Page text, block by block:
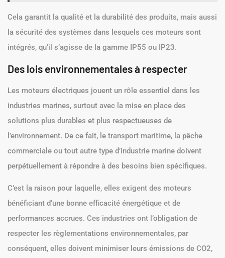
Cela garantit la qualité et la durabilité des produits, mais aussi
la sécurité des systèmes dans lesquels ces moteurs sont
intégrés, qu’il s’agisse de la gamme IP55 ou IP23.
Des lois environnementales à respecter
Les moteurs électriques jouent un rôle essentiel dans les
industries marines, surtout avec la mise en place des
solutions plus durables et plus respectueuses de
l’environnement. De ce fait, le transport maritime, la pêche
commerciale ou tout autre type d’industrie marine doivent
perpétuellement à répondre à des besoins bien spécifiques.
C’est la raison pour laquelle, elles exigent des moteurs
bénéficiant d’une bonne efficacité énergétique et de
performances accrues. Ces industries ont l’obligation de
respecter les règlementations environnementales, par
conséquent, elles doivent minimiser leurs émissions de CO2,